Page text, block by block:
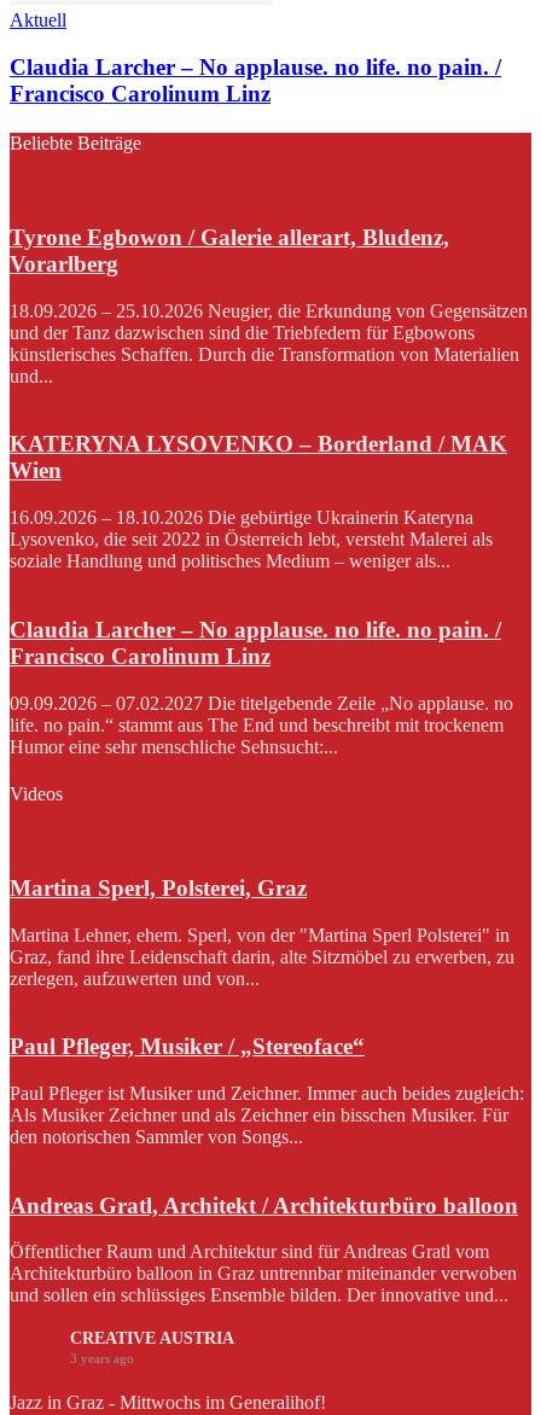
Aktuell
Claudia Larcher – No applause. no life. no pain. /
Francisco Carolinum Linz
Beliebte Beiträge
Tyrone Egbowon / Galerie allerart, Bludenz,
Vorarlberg
18.09.2026 – 25.10.2026 Neugier, die Erkundung von Gegensätzen
und der Tanz dazwischen sind die Triebfedern für Egbowons
künstlerisches Schaffen. Durch die Transformation von Materialien
und...
KATERYNA LYSOVENKO – Borderland / MAK
Wien
16.09.2026 – 18.10.2026 Die gebürtige Ukrainerin Kateryna
Lysovenko, die seit 2022 in Österreich lebt, versteht Malerei als
soziale Handlung und politisches Medium – weniger als...
Claudia Larcher – No applause. no life. no pain. /
Francisco Carolinum Linz
09.09.2026 – 07.02.2027 Die titelgebende Zeile „No applause. no
life. no pain.“ stammt aus The End und beschreibt mit trockenem
Humor eine sehr menschliche Sehnsucht:...
Videos
Martina Sperl, Polsterei, Graz
Martina Lehner, ehem. Sperl, von der "Martina Sperl Polsterei" in
Graz, fand ihre Leidenschaft darin, alte Sitzmöbel zu erwerben, zu
zerlegen, aufzuwerten und von...
Paul Pfleger, Musiker / „Stereoface“
Paul Pfleger ist Musiker und Zeichner. Immer auch beides zugleich:
Als Musiker Zeichner und als Zeichner ein bisschen Musiker. Für
den notorischen Sammler von Songs...
Andreas Gratl, Architekt / Architekturbüro balloon
Öffentlicher Raum und Architektur sind für Andreas Gratl vom
Architekturbüro balloon in Graz untrennbar miteinander verwoben
und sollen ein schlüssiges Ensemble bilden. Der innovative und...
CREATIVE AUSTRIA
3 years ago
Jazz in Graz - Mittwochs im Generalihof!